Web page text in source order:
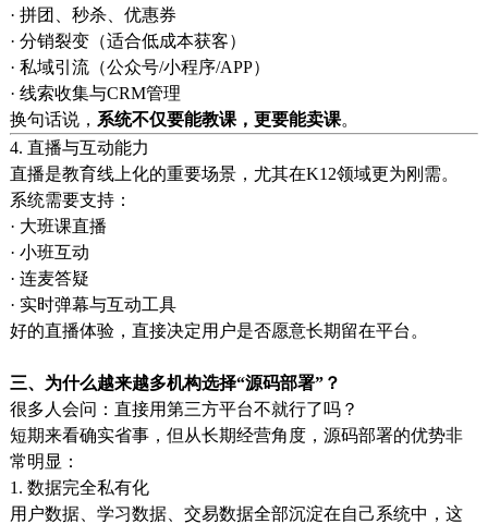
· 拼团、秒杀、优惠券
· 分销裂变（适合低成本获客）
· 私域引流（公众号/小程序/APP）
· 线索收集与CRM管理
换句话说， 系统不仅要能教课，更要能卖课。
4. 直播与互动能力
直播是教育线上化的重要场景，尤其在K12领域更为刚需。
系统需要支持：
· 大班课直播
· 小班互动
· 连麦答疑
· 实时弹幕与互动工具
好的直播体验，直接决定用户是否愿意长期留在平台。
三、为什么越来越多机构选择“源码部署”？
很多人会问：直接用第三方平台不就行了吗？
短期来看确实省事，但从长期经营角度，源码部署的优势非
常明显：
1. 数据完全私有化
用户数据、学习数据、交易数据全部沉淀在自己系统中，这